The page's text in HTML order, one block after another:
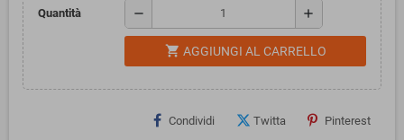
Quantità remove add
shopping_cart AGGIUNGI AL CARRELLO
Condividi Twitta Pinterest